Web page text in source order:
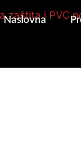
Naslovna